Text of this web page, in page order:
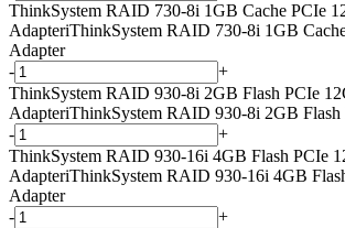
ThinkSystem RAID 730-8i 1GB Cache PCIe
AdapteriThinkSystem RAID 730-8i 1GB
Adapter
-
+
ThinkSystem RAID 930-8i 2GB Flash PCIe
AdapteriThinkSystem RAID 930-8i 2GB Flash
-
+
ThinkSystem RAID 930-16i 4GB Flash PCIe
AdapteriThinkSystem RAID 930-16i 4GB
Adapter
-
+